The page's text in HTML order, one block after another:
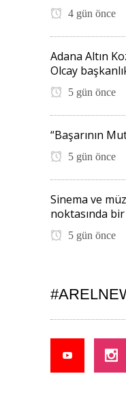
4 gün önce
Adana Altın
Olcay
5 gün önce
“Başarının
5 gün önce
Sinema ve
noktasında bir
5 gün önce